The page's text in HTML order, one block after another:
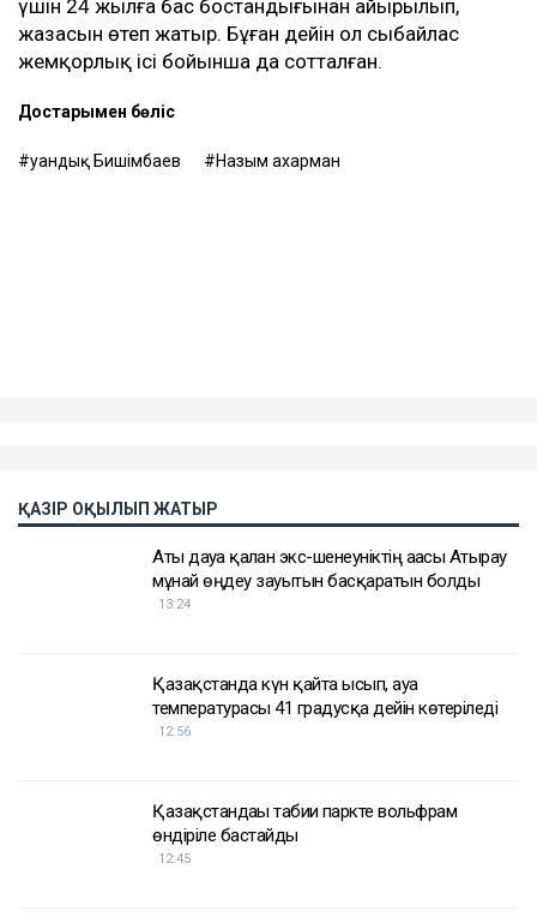
үшін 24 жылға бас бостандығынан айырылып,
жазасын өтеп жатыр. Бұған дейін ол сыбайлас
жемқорлық ісі бойынша да сотталған.
Достарыңмен бөліс
Қуандық Бишімбаев Назым Қахарман
ҚАЗІР ОҚЫЛЫП ЖАТЫР
Аты дауға қалған экс-шенеуніктің ағасы Атырау
мұнай өңдеу зауытын басқаратын болды
13:24
Қазақстанда күн қайта ысып, ауа
температурасы 41 градусқа дейін көтеріледі
12:56
Қазақстандағы табиғи паркте вольфрам
өндіріле бастайды
12:45